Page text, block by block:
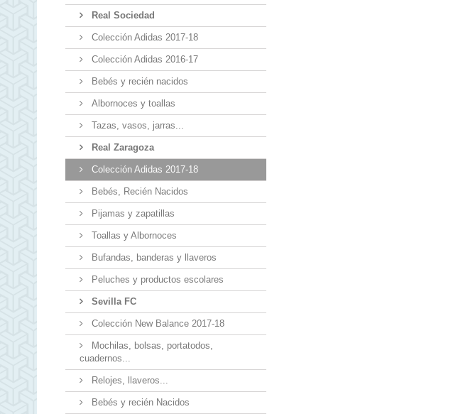
Real Sociedad
Colección Adidas 2017-18
Colección Adidas 2016-17
Bebés y recién nacidos
Albornoces y toallas
Tazas, vasos, jarras...
Real Zaragoza
Colección Adidas 2017-18
Bebés, Recién Nacidos
Pijamas y zapatillas
Toallas y Albornoces
Bufandas, banderas y llaveros
Peluches y productos escolares
Sevilla FC
Colección New Balance 2017-18
Mochilas, bolsas, portatodos,
cuadernos...
Relojes, llaveros...
Bebés y recién Nacidos